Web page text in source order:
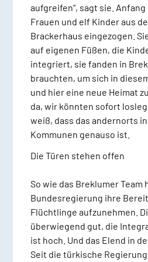
aufgreifen“, sagt sie. Anfang
Frauen und elf Kinder aus
Brackerhaus eingezogen.
auf eigenen Füßen, die
integriert, sie fanden in
brauchten, um sich in
und hier eine neue Heimat
da, wir könnten sofort
weiß, dass das andernorts
Kommunen genauso ist.
Die Türen stehen offen
So wie das Breklumer Team
Bundesregierung ihre
Flüchtlinge aufzunehmen.
überwiegend gut, die
ist hoch. Und das Elend in
Seit die türkische